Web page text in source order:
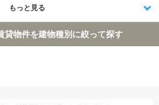
もっと見る
貸物件を建物種別に絞って探す